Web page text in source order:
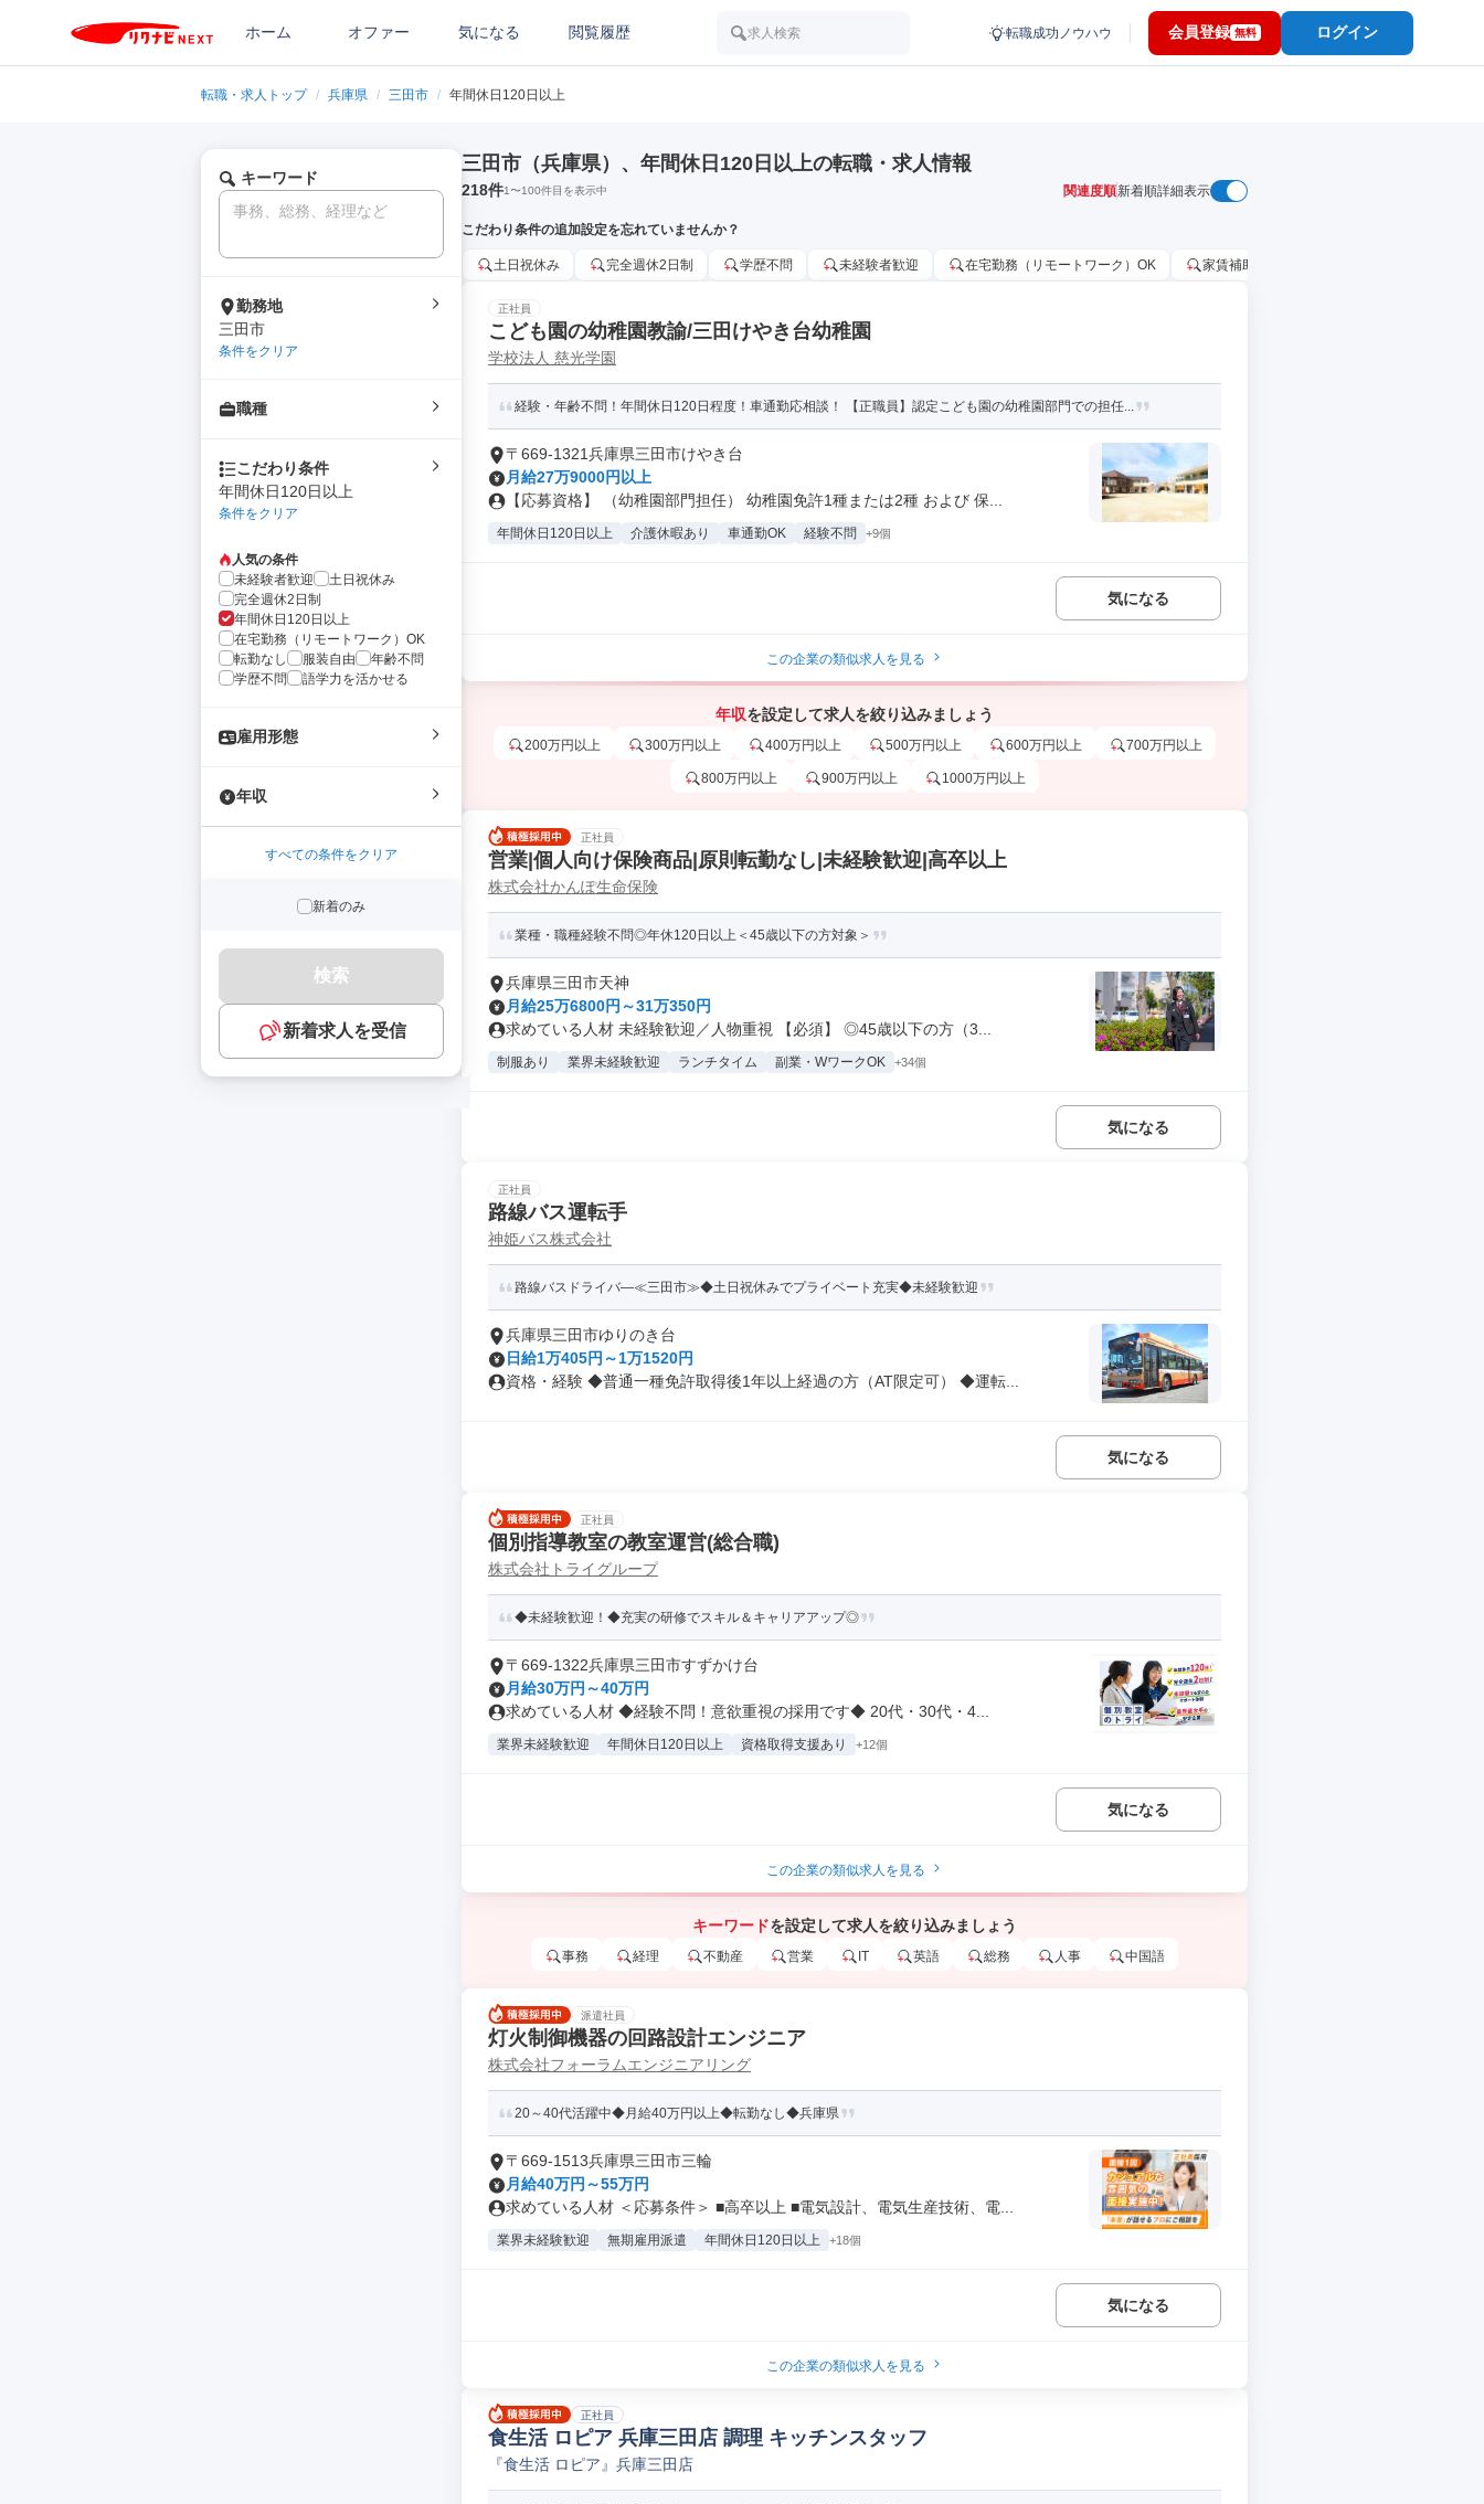
ホーム オファー 気になる 閲覧履歴 求人検索 転職成功ノウハウ 会員登録 無料 ログイン
転職・求人トップ / 兵庫県 / 三田市 / 年間休日120日以上
キーワード
勤務地
三田市
条件をクリア
職種
こだわり条件
年間休日120日以上
条件をクリア
人気の条件
未経験者歓迎
土日祝休み
完全週休2日制
年間休日120日以上
在宅勤務（リモートワーク）OK
転勤なし
服装自由
年齢不問
学歴不問
語学力を活かせる
雇用形態
年収
すべての条件をクリア
新着のみ
検索
新着求人を受信
三田市（兵庫県）、年間休日120日以上の転職・求人情報
218件1〜100件目を表示中 関連度順新着順詳細表示
こだわり条件の追加設定を忘れていませんか？
土日祝休み 完全週休2日制 学歴不問 未経験者歓迎 在宅勤務（リモートワーク）OK 家賃補助・住宅手当あり
正社員
こども園の幼稚園教諭/三田けやき台幼稚園
学校法人 慈光学園
経験・年齢不問！年間休日120日程度！車通勤応相談！ 【正職員】認定こども園の幼稚園部門での担任...
〒669-1321兵庫県三田市けやき台
月給27万9000円以上
【応募資格】 （幼稚園部門担任） 幼稚園免許1種または2種 および 保...
年間休日120日以上 介護休暇あり 車通勤OK 経験不問 +9個
気になる
この企業の類似求人を見る
年収を設定して求人を絞り込みましょう
200万円以上 300万円以上 400万円以上 500万円以上 600万円以上 700万円以上
800万円以上 900万円以上 1000万円以上
正社員
営業|個人向け保険商品|原則転勤なし|未経験歓迎|高卒以上
株式会社かんぽ生命保険
業種・職種経験不問◎年休120日以上＜45歳以下の方対象＞
兵庫県三田市天神
月給25万6800円～31万350円
求めている人材 未経験歓迎／人物重視 【必須】 ◎45歳以下の方（3...
制服あり 業界未経験歓迎 ランチタイム 副業・WワークOK +34個
気になる
正社員
路線バス運転手
神姫バス株式会社
路線バスドライバ―≪三田市≫◆土日祝休みでプライベート充実◆未経験歓迎
兵庫県三田市ゆりのき台
日給1万405円～1万1520円
資格・経験 ◆普通一種免許取得後1年以上経過の方（AT限定可） ◆運転...
気になる
正社員
個別指導教室の教室運営(総合職)
株式会社トライグループ
◆未経験歓迎！◆充実の研修でスキル＆キャリアアップ◎
〒669-1322兵庫県三田市すずかけ台
月給30万円～40万円
求めている人材 ◆経験不問！意欲重視の採用です◆ 20代・30代・4...
業界未経験歓迎 年間休日120日以上 資格取得支援あり +12個
気になる
この企業の類似求人を見る
キーワードを設定して求人を絞り込みましょう
事務 経理 不動産 営業 IT 英語 総務 人事 中国語
派遣社員
灯火制御機器の回路設計エンジニア
株式会社フォーラムエンジニアリング
20～40代活躍中◆月給40万円以上◆転勤なし◆兵庫県
〒669-1513兵庫県三田市三輪
月給40万円～55万円
求めている人材 ＜応募条件＞ ■高卒以上 ■電気設計、電気生産技術、電...
業界未経験歓迎 無期雇用派遣 年間休日120日以上 +18個
気になる
この企業の類似求人を見る
正社員
食生活 ロピア 兵庫三田店 調理 キッチンスタッフ
『食生活 ロピア』兵庫三田店